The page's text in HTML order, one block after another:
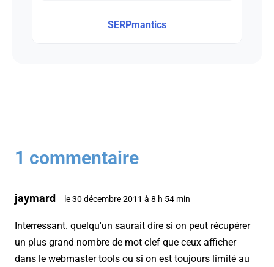
SERPmantics
1 commentaire
jaymard le 30 décembre 2011 à 8 h 54 min
Interressant. quelqu'un saurait dire si on peut récupérer
un plus grand nombre de mot clef que ceux afficher
dans le webmaster tools ou si on est toujours limité au